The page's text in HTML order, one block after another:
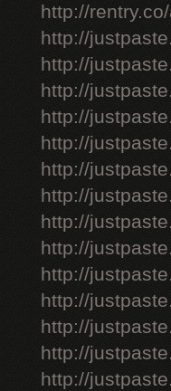
http://
http://
http://
http://
http://
http://
http://
http://
http://
http://
http://
http://
http://
http://
http://